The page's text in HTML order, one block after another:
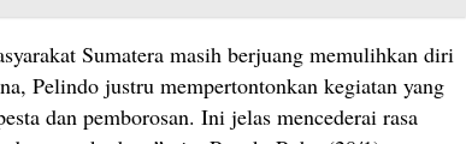
Sumatera masih berjuang memulihkan diri
Pelindo justru mempertontonkan kegiatan yang
dan pemborosan. Ini jelas mencederai rasa